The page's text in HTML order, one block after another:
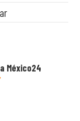
México24